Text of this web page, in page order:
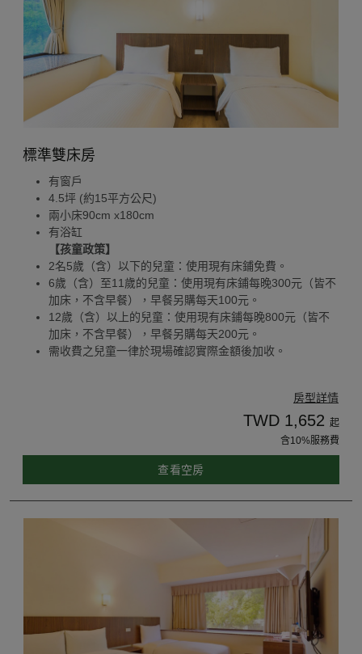
標準雙床房
有窗戶
4.5坪 (約15平方公尺)
兩小床90cm x180cm
有浴缸
【孩童政策】
2名5歲（含）以下的兒童：使用現有床鋪免費。
6歲（含）至11歲的兒童：使用現有床鋪每晚300元（皆不
加床，不含早餐），早餐另購每天100元。
12歲（含）以上的兒童：使用現有床鋪每晚800元（皆不
加床，不含早餐），早餐另購每天200元。
需收費之兒童一律於現場確認實際金額後加收。
房型詳情
TWD 1,652 起
含10%服務費
查看空房